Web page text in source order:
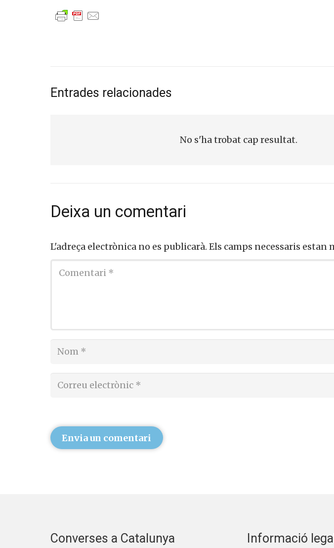
Entrades relacionades
No s'ha trobat cap resultat.
Deixa un comentari
L'adreça electrònica no es publicarà.Els camps necessaris estan
Envia un comentari
Converses a Catalunya Informació legal